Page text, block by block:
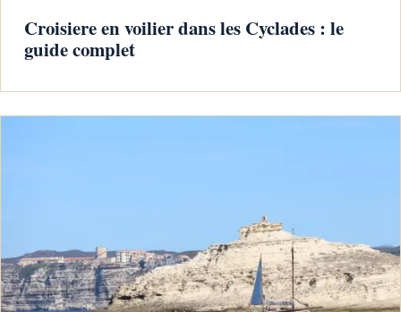
Croisiere en voilier dans les Cyclades : le
guide complet